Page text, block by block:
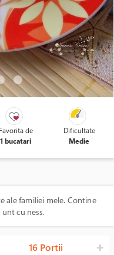
Favorita de
1 bucatari
Dificultate
Medie
ale familiei mele. Contine
cu ness.
16 Portii